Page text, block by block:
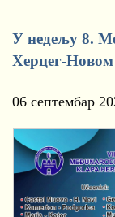
У недељу 8.
Херцег-Новом
06 септембар